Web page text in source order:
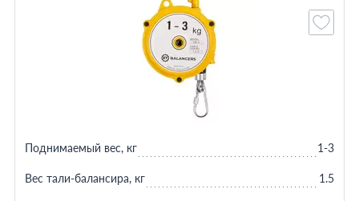
Поднимаемый вес, кг 1-3
Вес тали-балансира, кг 1.5